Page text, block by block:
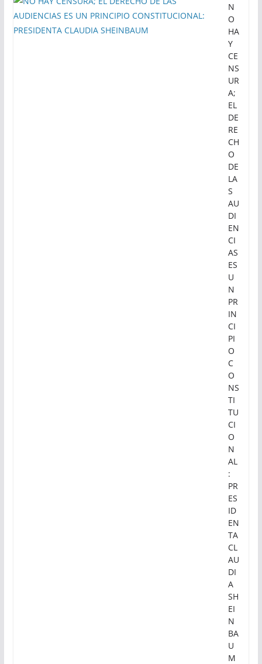
N
O
HA
Y
CE
NS
UR
A;
EL
DE
RE
CH
O
DE
LA
S
AU
DI
EN
CI
AS
ES
U
N
PR
IN
CI
PI
O
C
O
NS
TI
TU
CI
O
N
AL
:
PR
ES
ID
EN
TA
CL
AU
DI
A
SH
EI
N
BA
U
M